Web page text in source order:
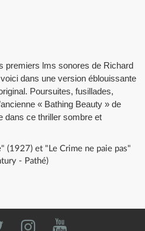
premiers lms sonores de Richard
dans une version éblouissante
Poursuites, fusillades,
« Bathing Beauty » de
dans ce thriller sombre et
(1927) et "Le Crime ne paie pas"
- Pathé)